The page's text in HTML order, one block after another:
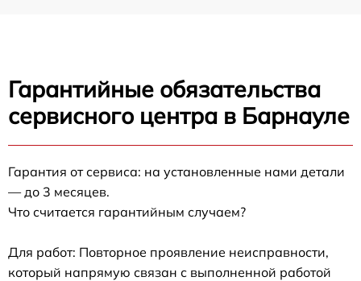
Гарантийные обязательства
сервисного центра в Барнауле
Гарантия от сервиса: на установленные нами детали
— до 3 месяцев.
Что считается гарантийным случаем?
Для работ: Повторное проявление неисправности,
который напрямую связан с выполненной работой